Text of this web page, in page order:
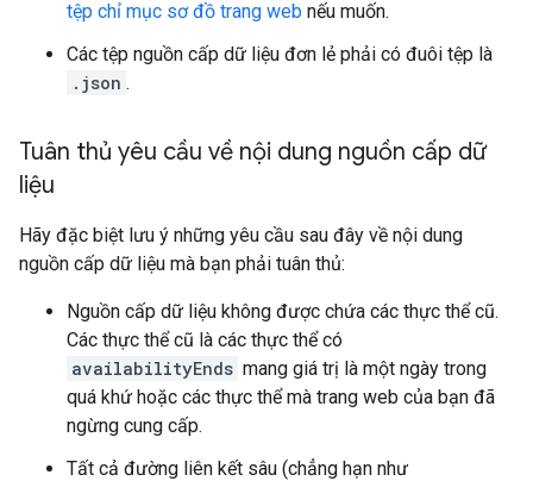
tệp chỉ mục sơ đồ trang web nếu muốn.
Các tệp nguồn cấp dữ liệu đơn lẻ phải có đuôi tệp là
.json .
Tuân thủ yêu cầu về nội dung nguồn cấp dữ
liệu
Hãy đặc biệt lưu ý những yêu cầu sau đây về nội dung
nguồn cấp dữ liệu mà bạn phải tuân thủ:
Nguồn cấp dữ liệu không được chứa các thực thể cũ.
Các thực thể cũ là các thực thể có
availabilityEnds mang giá trị là một ngày trong
quá khứ hoặc các thực thể mà trang web của bạn đã
ngừng cung cấp.
Tất cả đường liên kết sâu (chẳng hạn như